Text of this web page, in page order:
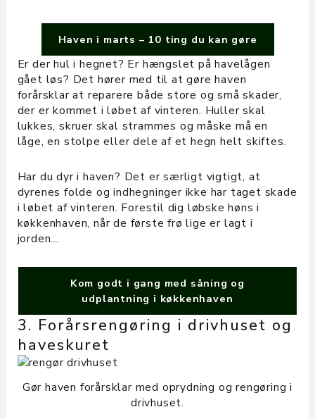
Haven i marts – 10 ting du kan gøre
Er der hul i hegnet? Er hængslet på havelågen
gået løs? Det hører med til at gøre haven
forårsklar at reparere både store og små skader,
der er kommet i løbet af vinteren. Huller skal
lukkes, skruer skal strammes og måske må en
låge, en stolpe eller dele af et hegn helt skiftes.
Har du dyr i haven? Det er særligt vigtigt, at
dyrenes folde og indhegninger ikke har taget skade
i løbet af vinteren. Forestil dig løbske høns i
køkkenhaven, når de første frø lige er lagt i
jorden…
Kom godt i gang med såning og
udplantning i køkkenhaven
3. Forårsrengøring i drivhuset og
haveskuret
Gør haven forårsklar med oprydning og rengøring i
drivhuset.